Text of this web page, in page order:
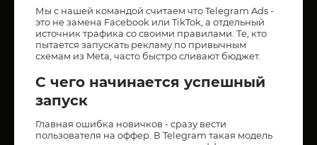
Мы с нашей командой считаем что Telegram Ads -
это не замена Facebook или TikTok, а отдельный
источник трафика со своими правилами. Те, кто
пытается запускать рекламу по привычным
схемам из Meta, часто быстро сливают бюджет.
С чего начинается успешный
запуск
Главная ошибка новичков - сразу вести
пользователя на оффер. В Telegram такая модель